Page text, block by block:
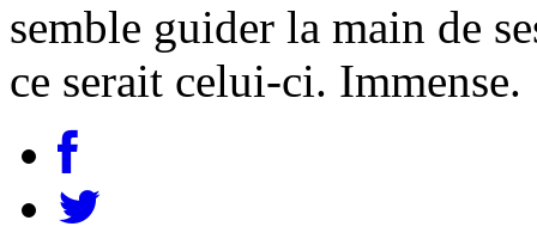
semble guider la main de
ce serait celui-ci. Immense.